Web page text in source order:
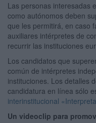
Las personas interesadas
como autónomos deben
que les permitirá, en caso
auxiliares intérpretes de
recurrir las instituciones
Los candidatos que
común de intérpretes
instituciones. Los detalles
candidatura en línea sólo
interinstitucional
Un videoclip para